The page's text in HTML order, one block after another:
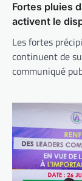
Fortes pluies
activent le
Les fortes
continuent de
communiqué